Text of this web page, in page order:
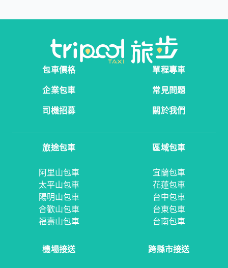
包車價格
單程專車
企業包車
常見問題
司機招募
關於我們
旅途包車
阿里山包車
太平山包車
陽明山包車
合歡山包車
福壽山包車
區域包車
宜蘭包車
花蓮包車
台中包車
台東包車
台南包車
機場接送 跨縣市接送